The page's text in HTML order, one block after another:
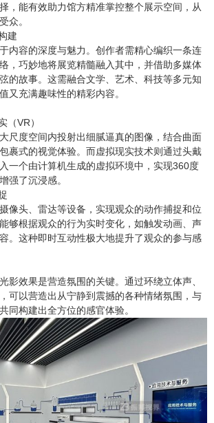
，能有效助力馆方精准掌控整个展示空间，从
众。
建
内容的深度与魅力。创作者需精心编织一条连
，巧妙地将展览精髓融入其中，并借助多媒体
的故事。这需融合文学、艺术、科技等多元知
又充满趣味性的精彩内容。
（VR）
尺度空间内投射出细腻逼真的图像，结合曲面
裹式的视觉体验。而虚拟现实技术则通过头戴
一个由计算机生成的虚拟环境中，实现360度
强了沉浸感。
像头、雷达等设备，实现观众的动作捕捉和位
够根据观众的行为实时变化，如触发动画、声
。这种即时互动性极大地提升了观众的参与感
影效果是营造氛围的关键。通过环绕立体声、
可以营造出从宁静到震撼的各种情绪氛围，与
同构建出全方位的感官体验。